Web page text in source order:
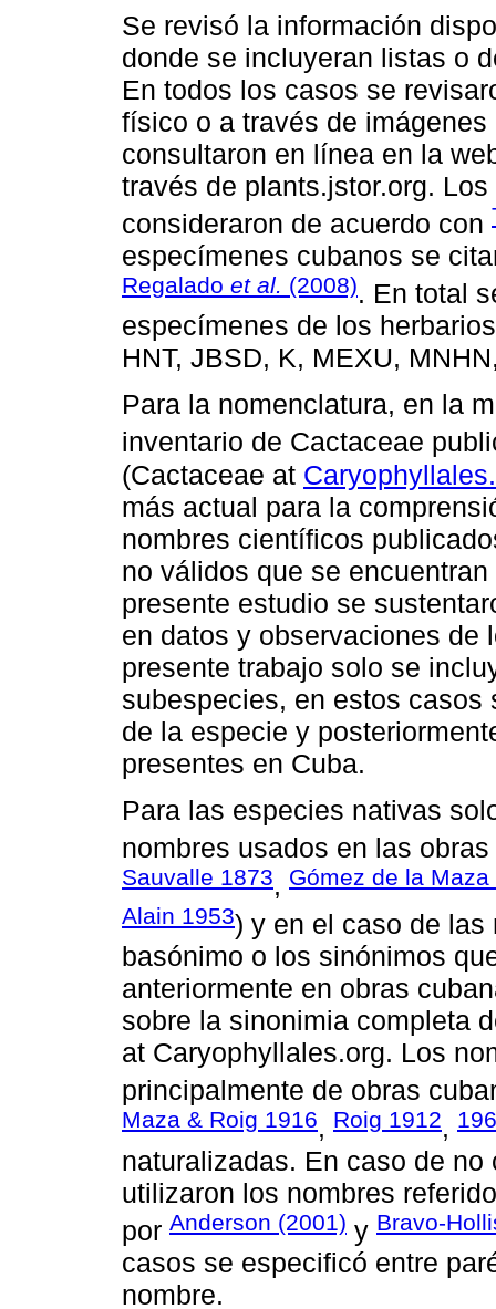
Se revisó la información
donde se incluyeran listas o
En todos los casos se
físico o a través de
consultaron en línea en la
través de plants.jstor.org.
consideraron de acuerdo con
especímenes cubanos se
Regalado et al. (2008). En total
especímenes de los
HNT, JBSD, K, MEXU,
Para la nomenclatura, en la
inventario de Cactaceae
(Cactaceae at
más actual para la
nombres científicos
no válidos que se
presente estudio se
en datos y observaciones de
presente trabajo solo se
subespecies, en estos casos
de la especie y
presentes en Cuba.
Para las especies nativas
nombres usados en las
Sauvalle 1873, Gómez de la Maza
Alain 1953) y en el caso de
basónimo o los sinónimos
anteriormente en obras
sobre la sinonimia completa
at Caryophyllales.org. Los
principalmente de obras
Maza & Roig 1916, Roig 1912,
naturalizadas. En caso de
utilizaron los nombres
por Anderson (2001) y Bravo-
casos se especificó entre
nombre.